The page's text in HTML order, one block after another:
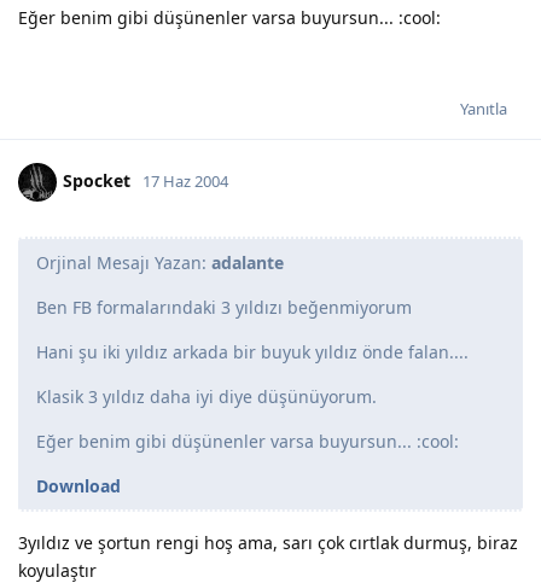
Eğer benim gibi düşünenler varsa buyursun... :cool:
Yanıtla
Spocket 17 Haz 2004
Orjinal Mesajı Yazan: adalante
Ben FB formalarındaki 3 yıldızı beğenmiyorum
Hani şu iki yıldız arkada bir buyuk yıldız önde falan....
Klasik 3 yıldız daha iyi diye düşünüyorum.
Eğer benim gibi düşünenler varsa buyursun... :cool:
Download
3yıldız ve şortun rengi hoş ama, sarı çok cırtlak durmuş, biraz
koyulaştır